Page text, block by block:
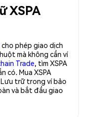
XSPA
cho phép giao dịch
mà không cần ví
Trade, tìm XSPA
có. Mua XSPA
Lưu trữ trong ví bảo
và bắt đầu giao